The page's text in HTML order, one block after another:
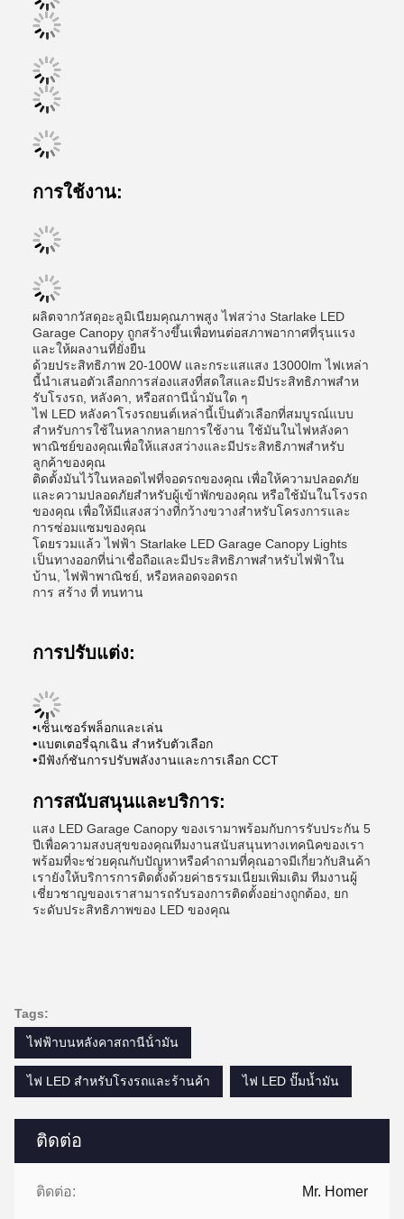
ติดต่อ
ติดต่อ: Mr. Homer
การใช้งาน:
ผลิตจากวัสดุอะลูมิเนียมคุณภาพสูง ไฟสว่าง Starlake LED
Garage Canopy ถูกสร้างขึ้นเพื่อทนต่อสภาพอากาศที่รุนแรง
และให้ผลงานที่ยั่งยืน
ด้วยประสิทธิภาพ 20-100W และกระแสแสง 13000lm ไฟเหล่า
นี้นําเสนอตัวเลือกการส่องแสงที่สดใสและมีประสิทธิภาพสําห
รับโรงรถ, หลังคา, หรือสถานีน้ํามันใด ๆ
ไฟ LED หลังคาโรงรถยนต์เหล่านี้เป็นตัวเลือกที่สมบูรณ์แบบ
สําหรับการใช้ในหลากหลายการใช้งาน ใช้มันในไฟหลังคา
พาณิชย์ของคุณเพื่อให้แสงสว่างและมีประสิทธิภาพสําหรับ
ลูกค้าของคุณ
ติดตั้งมันไว้ในหลอดไฟที่จอดรถของคุณ เพื่อให้ความปลอดภัย
และความปลอดภัยสําหรับผู้เข้าพักของคุณ หรือใช้มันในโรงรถ
ของคุณ เพื่อให้มีแสงสว่างที่กว้างขวางสําหรับโครงการและ
การซ่อมแซมของคุณ
โดยรวมแล้ว ไฟฟ้า Starlake LED Garage Canopy Lights
เป็นทางออกที่น่าเชื่อถือและมีประสิทธิภาพสําหรับไฟฟ้าใน
บ้าน, ไฟฟ้าพาณิชย์, หรือหลอดจอดรถ
การ สร้าง ที่ ทนทาน
การปรับแต่ง:
•เซ็นเซอร์พล็อกและเล่น
•แบตเตอรี่ฉุกเฉิน สําหรับตัวเลือก
•มีฟังก์ชันการปรับพลังงานและการเลือก CCT
การสนับสนุนและบริการ:
แสง LED Garage Canopy ของเรามาพร้อมกับการรับประกัน 5
ปีเพื่อความสงบสุขของคุณทีมงานสนับสนุนทางเทคนิคของเรา
พร้อมที่จะช่วยคุณกับปัญหาหรือคําถามที่คุณอาจมีเกี่ยวกับสินค้า
เรายังให้บริการการติดตั้งด้วยค่าธรรมเนียมเพิ่มเติม ทีมงานผู้
เชี่ยวชาญของเราสามารถรับรองการติดตั้งอย่างถูกต้อง, ยก
ระดับประสิทธิภาพของ LED ของคุณ
Tags:
ไฟฟ้าบนหลังคาสถานีน้ํามัน
ไฟ LED สำหรับโรงรถและร้านค้า ไฟ LED ปั๊มน้ำมัน